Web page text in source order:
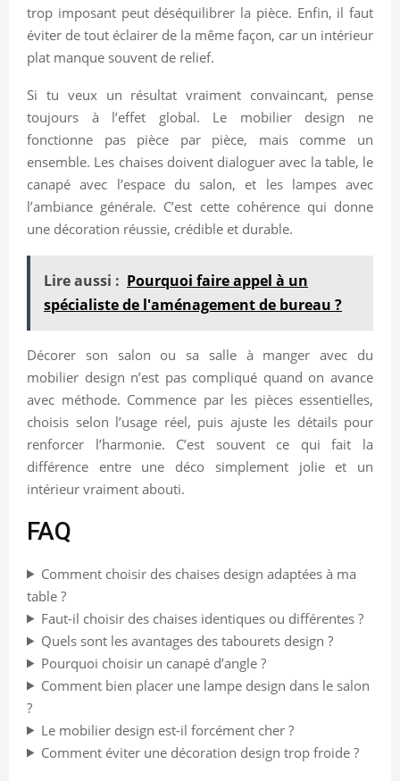
trop imposant peut déséquilibrer la pièce. Enfin, il faut
éviter de tout éclairer de la même façon, car un intérieur
plat manque souvent de relief.
Si tu veux un résultat vraiment convaincant, pense
toujours à l’effet global. Le mobilier design ne
fonctionne pas pièce par pièce, mais comme un
ensemble. Les chaises doivent dialoguer avec la table, le
canapé avec l’espace du salon, et les lampes avec
l’ambiance générale. C’est cette cohérence qui donne
une décoration réussie, crédible et durable.
Lire aussi : Pourquoi faire appel à un
spécialiste de l'aménagement de bureau ?
Décorer son salon ou sa salle à manger avec du
mobilier design n’est pas compliqué quand on avance
avec méthode. Commence par les pièces essentielles,
choisis selon l’usage réel, puis ajuste les détails pour
renforcer l’harmonie. C’est souvent ce qui fait la
différence entre une déco simplement jolie et un
intérieur vraiment abouti.
FAQ
Comment choisir des chaises design adaptées à ma
table ?
Faut-il choisir des chaises identiques ou différentes ?
Quels sont les avantages des tabourets design ?
Pourquoi choisir un canapé d’angle ?
Comment bien placer une lampe design dans le salon
?
Le mobilier design est-il forcément cher ?
Comment éviter une décoration design trop froide ?